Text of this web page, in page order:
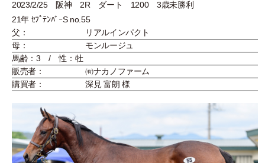
2023/2/25 阪神 2R ダート 1200 3歳未勝利
21年 ｾﾌﾟﾃﾝﾊﾞｰS no.55
父：
リアルインパクト
母：
モンルージュ
馬齢：3 / 性：牡
販売者：
㈲ナカノファーム
購買者：
深見 富朗 様